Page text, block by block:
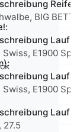
BIG
Swiss, E1900
Swiss, E1900
27.5